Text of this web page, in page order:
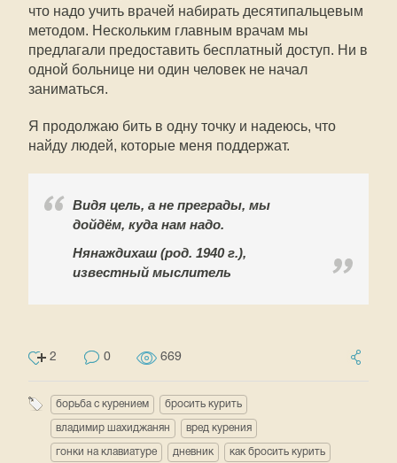
что надо учить врачей набирать десятипальцевым
методом. Нескольким главным врачам мы
предлагали предоставить бесплатный доступ. Ни в
одной больнице ни один человек не начал
заниматься.
Я продолжаю бить в одну точку и надеюсь, что
найду людей, которые меня поддержат.
Видя цель, а не преграды, мы
дойдём, куда нам надо.
Нянаждихаш (род. 1940 г.),
известный мыслитель
2 0 669
борьба с курением бросить курить
владимир шахиджанян вред курения
гонки на клавиатуре дневник как бросить курить